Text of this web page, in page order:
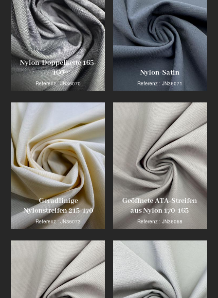
Produkt
Innovator der Industrie
Nylon-Doppelkette 165-
160
Referenz : JN36070
Nylon-Satin
Referenz : JN36071
Geradlinige
Nylonstreifen 215-170
Referenz : JN36073
Geöffnete ATA-Streifen
aus Nylon 170-165
Referenz : JN36068